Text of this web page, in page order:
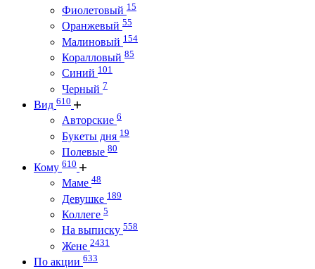
Фиолетовый 15
Оранжевый 55
Малиновый 154
Коралловый 85
Синий 101
Черный 7
Вид 610
Авторские 6
Букеты дня 19
Полевые 80
Кому 610
Маме 48
Девушке 189
Коллеге 5
На выписку 558
Жене 2431
По акции 633